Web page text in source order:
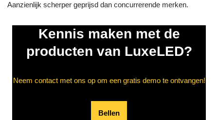
Aanzienlijk scherper geprijsd dan concurrerende merken.
Kennis maken met de
producten van LuxeLED?
Neem contact met ons op om een gratis demo te ontvangen!
Bellen